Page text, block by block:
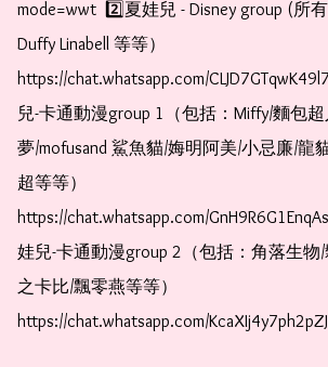
mode=wwt  2️⃣夏娃兒 - Disney group (所
Duffy Linabell 等等）
https://chat.whatsapp.com/
兒-卡通動漫group 1（包括：Miffy/麵包
夢/mofusand 鯊魚貓/娒明阿美/小忌廉/龍
超等等）
https://chat.whatsapp.com/
娃兒-卡通動漫group 2（包括：角落生物/
之卡比/飄零燕等等）
https://chat.whatsapp.com/